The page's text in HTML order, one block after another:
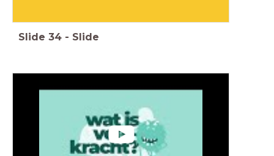
Slide 34 - Slide